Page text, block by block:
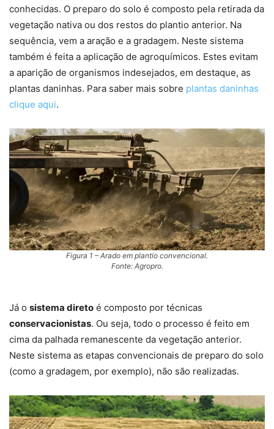
conhecidas. O preparo do solo é composto pela retirada da
vegetação nativa ou dos restos do plantio anterior. Na
sequência, vem a aração e a gradagem. Neste sistema
também é feita a aplicação de agroquímicos. Estes evitam
a aparição de organismos indesejados, em destaque, as
plantas daninhas. Para saber mais sobre plantas daninhas
clique aqui.
Figura 1 – Arado em plantio convencional.
Fonte: Agropro.
Já o sistema direto é composto por técnicas
conservacionistas. Ou seja, todo o processo é feito em
cima da palhada remanescente da vegetação anterior.
Neste sistema as etapas convencionais de preparo do solo
(como a gradagem, por exemplo), não são realizadas.